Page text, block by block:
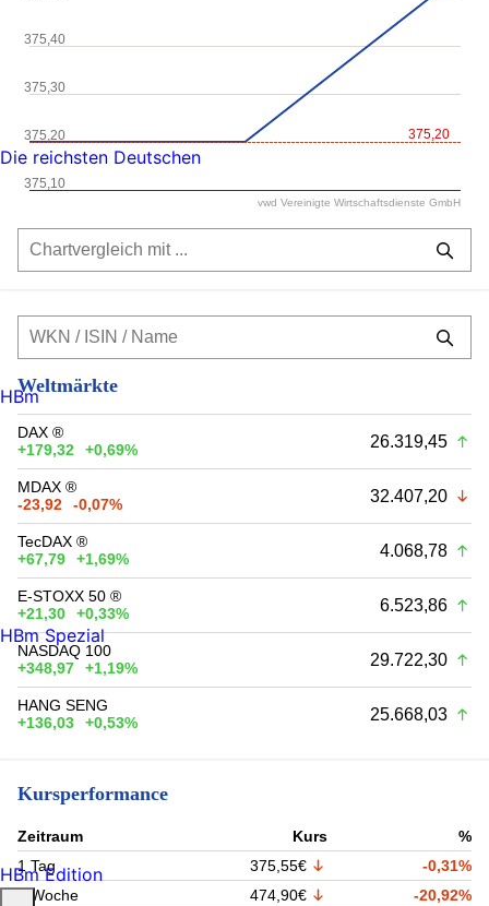
375,20
375,10
375,20
375,30
375,40
vwd Vereinigte Wirtschaftsdienste GmbH
Weltmärkte
DAX ®
+179,32
+0,69% 26.319,45
MDAX ®
-23,92
-0,07% 32.407,20
TecDAX ®
+67,79
+1,69% 4.068,78
E-STOXX 50 ®
+21,30
+0,33% 6.523,86
NASDAQ 100
+348,97
+1,19% 29.722,30
HANG SENG
+136,03
+0,53% 25.668,03
Kursperformance
Zeitraum Kurs
%
1 Tag
375,55€
-0,31%
1 Woche
474,90€
-20,92%
Die reichsten Deutschen
HBm
HBm Spezial
HBm Edition